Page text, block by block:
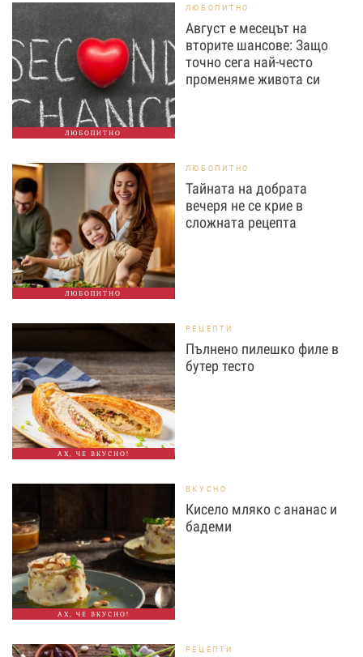
ЛЮБОПИТНО
ЛЮБОПИТНО
Август е месецът на
вторите шансове: Защо
точно сега най-често
променяме живота си
ЛЮБОПИТНО
ЛЮБОПИТНО
Тайната на добрата
вечеря не се крие в
сложната рецепта
АХ, ЧЕ ВКУСНО!
РЕЦЕПТИ
Пълнено пилешко филе в
бутер тесто
АХ, ЧЕ ВКУСНО!
ВКУСНО
Кисело мляко с ананас и
бадеми
РЕЦЕПТИ